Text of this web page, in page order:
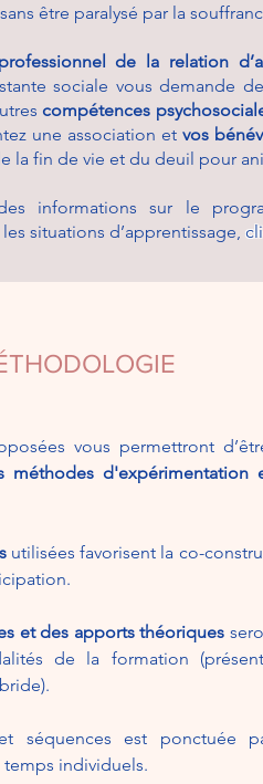
être paralysé par la
de la relation
sociale vous demande de
compétences
une association et vos
la fin de vie et du deuil pour
informations sur le
situations d’apprentissage,
vous permettront
méthodes d'expérimentation
utilisées favorisent la co-
et des apports théoriques
de la formation
séquences est ponctuée
temps individuels.